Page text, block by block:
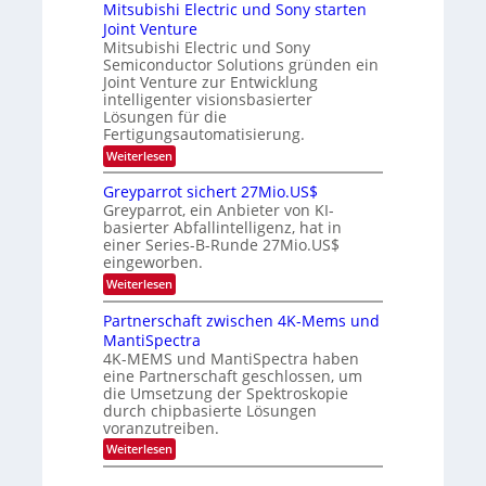
r
e
n
d
s
s
t
e
n
H
a
l
b
j
a
h
a
r
z
n
i
m
m
t
i
n
d
e
r
A
C
H
-
I
n
d
u
s
t
r
i
e
z
u
t
i
k
-
K
u
r
s
v
o
n
P
h
o
t
o
n
i
c
s
H
u
b
Mitsubishi Electric und Sony starten
Joint Venture
Mitsubishi Electric und Sony
Semiconductor Solutions gründen ein
Joint Venture zur Entwicklung
intelligenter visionsbasierter
Lösungen für die
Fertigungsautomatisierung.
Weiterlesen:
M
t
s
u
b
i
s
h
i
E
l
e
c
t
r
i
c
u
n
d
Greyparrot sichert 27Mio.US$
Greyparrot, ein Anbieter von KI-
basierter Abfallintelligenz, hat in
einer Series-B-Runde 27Mio.US$
eingeworben.
Weiterlesen:
G
r
e
y
p
a
r
r
o
t
s
i
Partnerschaft zwischen 4K-Mems und
MantiSpectra
4K-MEMS und MantiSpectra haben
eine Partnerschaft geschlossen, um
die Umsetzung der Spektroskopie
durch chipbasierte Lösungen
voranzutreiben.
Weiterlesen:
P